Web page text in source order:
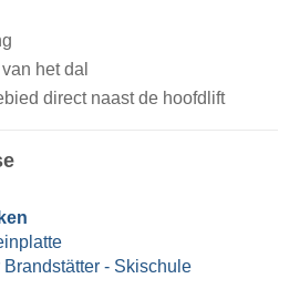
het dal
direct naast de hoofdlift
- Skischule